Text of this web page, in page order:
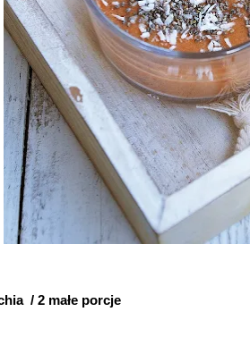
/ 2 małe porcje